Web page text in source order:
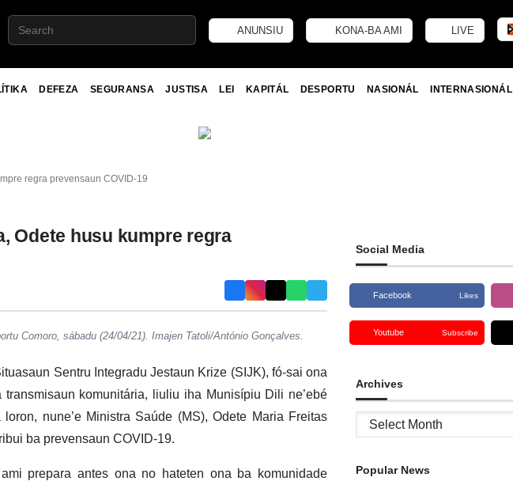
ANUNSIU KONA-BA AMI LIVE
DEFEZA SEGURANSA JUSTISA LEI KAPITÁL DESPORTU NASIONÁL INTERNASIONÁL
regra prevensaun COVID-19
Odete husu kumpre regra
Comoro, sábadu (24/04/21). Imajen Tatoli/António Gonçalves.
Sentru Integradu Jestaun Krize (SIJK), fó-sai ona
komunitária, liuliu iha Munisípiu Dili ne’ebé
nune’e Ministra Saúde (MS), Odete Maria Freitas
ba prevensaun COVID-19.
prepara antes ona no hateten ona ba komunidade
Social Media
Facebook Likes
Youtube Subscribe
Archives
Archives
Popular News